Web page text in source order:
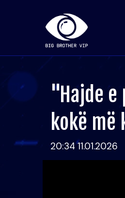
"Hajde
kokë
20:34 11.01.2026